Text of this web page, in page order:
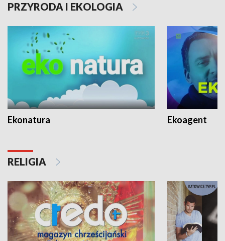
PRZYRODA I EKOLOGIA
Ekonatura Ekoagent
RELIGIA